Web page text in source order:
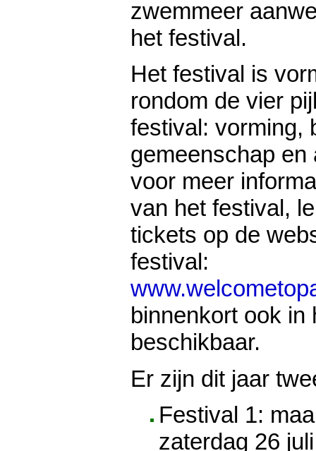
zwemmeer
het festival.
Het festival is
rondom de vier
festival: vorming,
gemeenschap en
voor meer
van het festival,
tickets op de
festival:
binnenkort ook in
beschikbaar.
Er zijn dit jaar
Festival 1:
zaterdag 26 juli